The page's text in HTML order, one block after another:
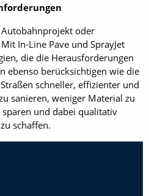
oder
In-Line Pave und SprayJet
die die Herausforderungen
ebenso berücksichtigen wie die
schneller, effizienter und
sanieren, weniger Material zu
und dabei qualitativ
schaffen.